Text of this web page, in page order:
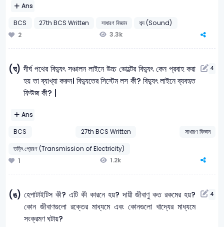
Ans
BCS
27th BCS Written সাধারণ বিজ্ঞান
শব্দ (Sound)
2
3.3k
(ঘ) দীর্ঘ পথের বিদ্যুৎ সঞ্চালন লাইনে উচ্চ ভােল্টের বিদ্যুৎ কেন প্রবাহ করা
হয় তা ব্যাখ্যা করুন। বিদ্যুতের সিস্টেম লস কী? বিদ্যুৎ লাইনে ব্যবহৃত
ফিউজ কী? |
4
Ans
BCS
27th BCS Written
সাধারণ বিজ্ঞান
তড়িৎ প্রেরণ (Transmission of Electricity)
1
1.2k
(ঙ) হেপাটাইটিস কী? এটি কী কারনে হয়? দায়ী জীবাণু কত রকমের হয়?
কোন জীবাণগুলো রক্তের মাধ্যমে এবং কোনগুলাে খাদ্যের মাধ্যমে
সংক্রমণ ঘটায়?
4